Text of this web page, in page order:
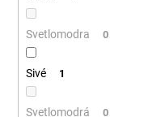
Svetlomodra 0
Sivé 1
Svetlomodrá 0